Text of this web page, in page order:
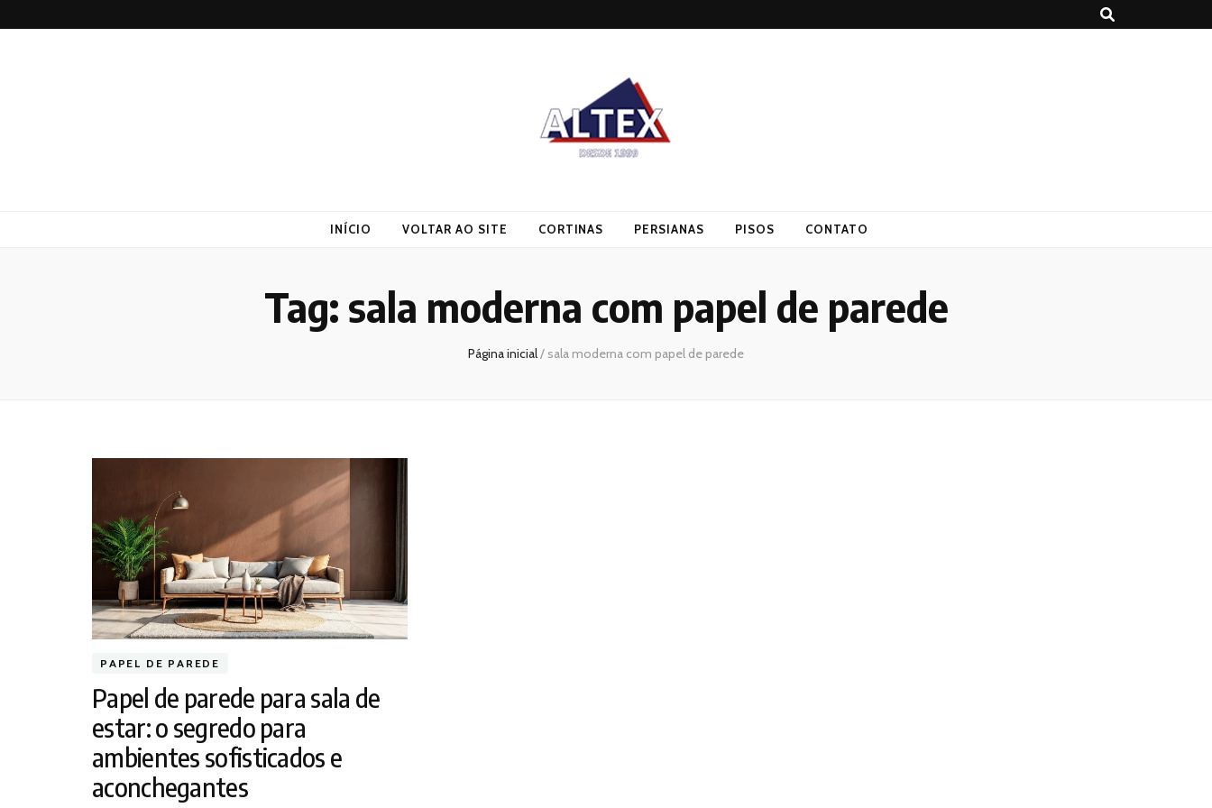
INÍCIO VOLTAR AO SITE CORTINAS PERSIANAS PISOS CONTATO
Tag: sala moderna com papel de parede
Página inicial/ sala moderna com papel de parede
PAPEL DE PAREDE
Papel de parede para sala de
estar: o segredo para
ambientes sofisticados e
aconchegantes